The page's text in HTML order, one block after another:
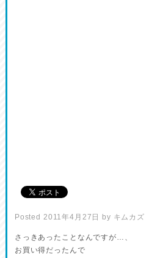
Posted 2011年4月27日 by キムカズ
さっきあったことなんですが…、
お買い得だったんで